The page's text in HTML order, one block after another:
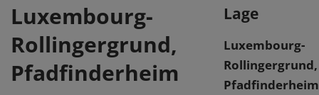
Luxembourg-
Rollingergrund,
Pfadfinderheim
Lage
Luxembourg-
Rollingergrund,
Pfadfinderheim